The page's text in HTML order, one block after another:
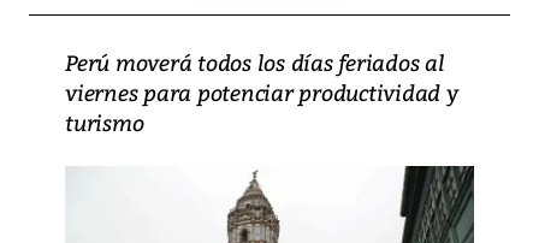
Perú moverá todos los días feriados al
viernes para potenciar productividad y
turismo